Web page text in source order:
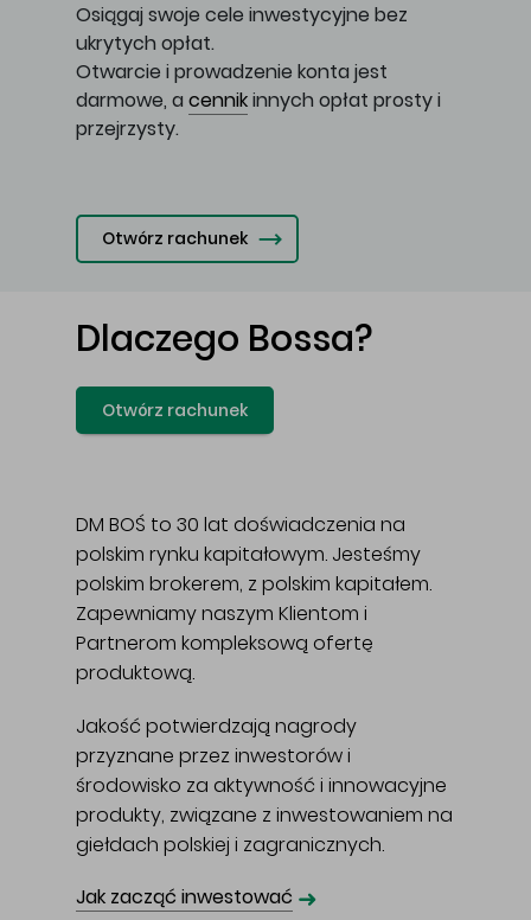
Osiągaj swoje cele inwestycyjne bez
ukrytych opłat.
Otwarcie i prowadzenie konta jest
darmowe, a cennikinnych opłat prosty i
przejrzysty.
Otwórz rachunek
Dlaczego Bossa?
Otwórz rachunek
DM BOŚ to 30 lat doświadczenia na
polskim rynku kapitałowym. Jesteśmy
polskim brokerem, z polskim kapitałem.
Zapewniamy naszym Klientom i
Partnerom kompleksową ofertę
produktową.
Jakość potwierdzają nagrody
przyznane przez inwestorów i
środowisko za aktywność i innowacyjne
produkty, związane z inwestowaniem na
giełdach polskiej i zagranicznych.
Jak zacząć inwestować ➜